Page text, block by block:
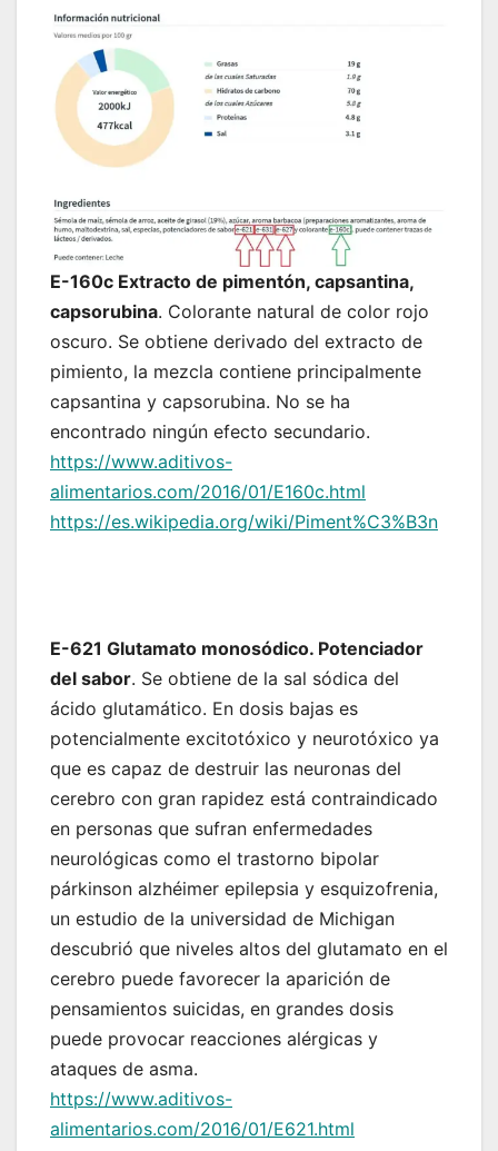
E-160c Extracto de pimentón, capsantina,
capsorubina. Colorante natural de color rojo
oscuro. Se obtiene derivado del extracto de
pimiento, la mezcla contiene principalmente
capsantina y capsorubina. No se ha
encontrado ningún efecto secundario.
https://www.aditivos-
alimentarios.com/2016/01/E160c.html
https://es.wikipedia.org/wiki/Piment%C3%B3n
E-621 Glutamato monosódico. Potenciador
del sabor. Se obtiene de la sal sódica del
ácido glutamático. En dosis bajas es
potencialmente excitotóxico y neurotóxico ya
que es capaz de destruir las neuronas del
cerebro con gran rapidez está contraindicado
en personas que sufran enfermedades
neurológicas como el trastorno bipolar
párkinson alzhéimer epilepsia y esquizofrenia,
un estudio de la universidad de Michigan
descubrió que niveles altos del glutamato en el
cerebro puede favorecer la aparición de
pensamientos suicidas, en grandes dosis
puede provocar reacciones alérgicas y
ataques de asma.
https://www.aditivos-
alimentarios.com/2016/01/E621.html